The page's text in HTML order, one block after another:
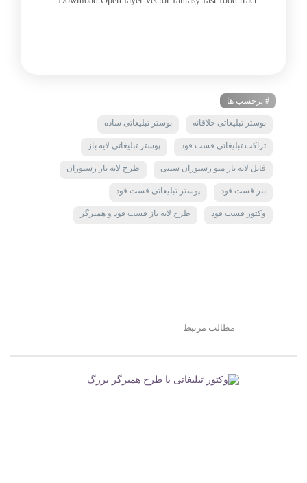
# برچسب ها
پوستر تبلیغاتی خلاقانه پوستر تبلیغاتی ساده
تراکت تبلیغاتی فست فود پوستر تبلیغاتی لایه باز
فایل لایه باز منو رستوران سنتی طرح لایه باز رستوران
بنر فست فود پوستر تبلیغاتی فست فود
وکتور فست فود طرح لایه باز فست فود و همبرگر
مطالب مرتبط